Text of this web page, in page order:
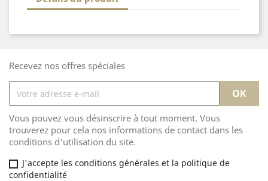
Recevez nos offres spéciales
Vous pouvez vous désinscrire à tout moment. Vous
trouverez pour cela nos informations de contact dans les
conditions d'utilisation du site.
J'accepte les conditions générales et la politique de
confidentialité